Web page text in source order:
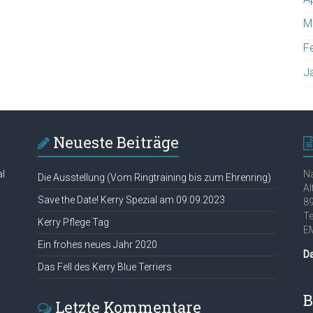
Neueste Beiträge
Die Ausstellung (Vom Ringtraining bis zum Ehrenring)
Save the Date! Kerry Spezial am 09.09.2023
Kerry Pflege Tag
Ein frohes neues Jahr 2020
Das Fell des Kerry Blue Terriers
Letzte Kommentare